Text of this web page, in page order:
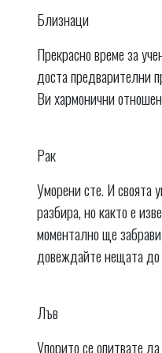
Близнаци
Прекрасно време за
доста предварителни
Ви хармонични
Рак
Уморени сте. И своята
разбира, но както е
моментално ще
довеждайте нещата до
Лъв
Упорито се опитвате